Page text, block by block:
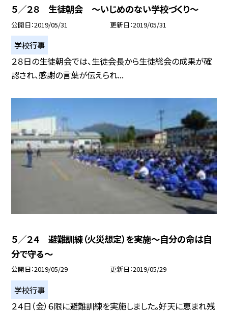
５／２８ 生徒朝会 〜いじめのない学校づくり〜
公開日 2019/05/31 更新日 2019/05/31
学校行事
２８日の生徒朝会では、生徒会長から生徒総会の成果が確
認され、感謝の言葉が伝えられ...
５／２４ 避難訓練（火災想定）を実施〜自分の命は自
分で守る〜
公開日 2019/05/29 更新日 2019/05/29
学校行事
２４日（金）６限に避難訓練を実施しました。好天に恵まれ残